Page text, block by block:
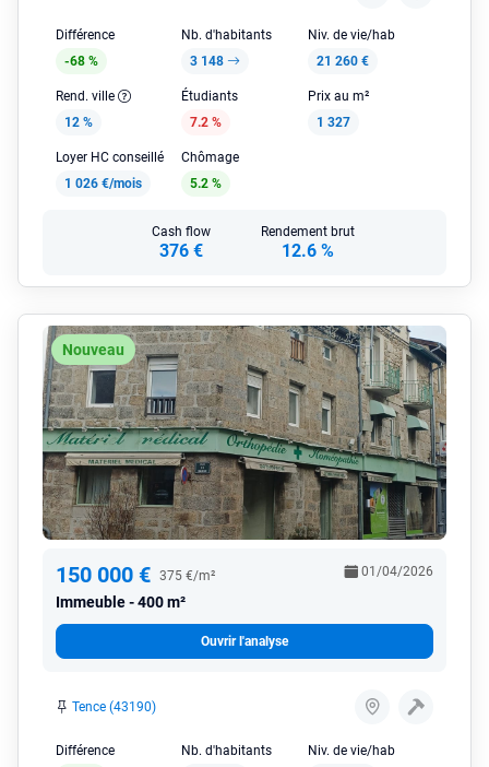
Différence
-68 %
Nb. d'habitants
3 148
Niv. de vie/hab
21 260 €
Rend. ville
12 %
Étudiants
7.2 %
Prix au m²
1 327
Loyer HC conseillé
1 026 €/mois
Chômage
5.2 %
Cash flow
376 €
Rendement brut
12.6 %
Nouveau
150 000 € 375 €/m²
Immeuble 400 m²
01/04/2026
Ouvrir l'analyse
Tence (43190)
Différence
Nb. d'habitants
Niv. de vie/hab